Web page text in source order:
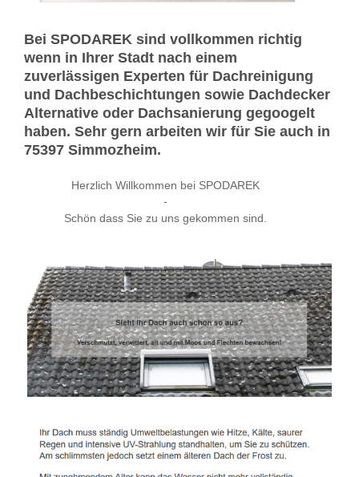
Bei SPODAREK sind vollkommen richtig
wenn in Ihrer Stadt nach einem
zuverlässigen Experten für Dachreinigung
und Dachbeschichtungen sowie Dachdecker
Alternative oder Dachsanierung gegoogelt
haben. Sehr gern arbeiten wir für Sie auch in
75397 Simmozheim.
Herzlich Willkommen bei SPODAREK
-
Schön dass Sie zu uns gekommen sind.